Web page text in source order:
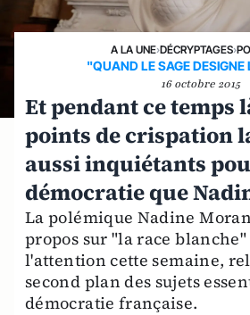
A LA UNE›DÉCRYPTAGES›
"QUAND LE SAGE
16 octobre 2015
Et pendant ce temps
points de crispation
aussi inquiétants
démocratie que
La polémique Nadine
propos sur "la race
l'attention cette semaine,
second plan des sujets
démocratie française.